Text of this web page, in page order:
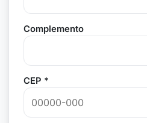
Complemento
CEP *